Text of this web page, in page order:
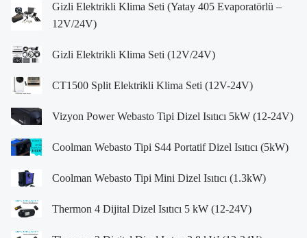
Gizli Elektrikli Klima Seti (Yatay 405 Evaporatörlü –
12V/24V)
Gizli Elektrikli Klima Seti (12V/24V)
CT1500 Split Elektrikli Klima Seti (12V-24V)
Vizyon Power Webasto Tipi Dizel Isıtıcı 5kW (12-24V)
Coolman Webasto Tipi S44 Portatif Dizel Isıtıcı (5kW)
Coolman Webasto Tipi Mini Dizel Isıtıcı (1.3kW)
Thermon 4 Dijital Dizel Isıtıcı 5 kW (12-24V)